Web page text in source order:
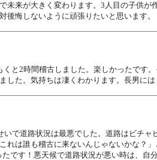
来が大きく変わります。3人目の子供
悔しないように頑張りたいと思います。
と2時間稽古しました。楽しかったです
た。気持ちは凄くわかります。長男に
道路状況は最悪でした。道路はビチャ
は誰も稽古に来ないんじゃないかな？
す！悪天候で道路状況が悪い時は、